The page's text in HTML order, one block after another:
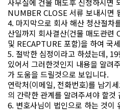
사무실에 건물 매도후 신청하시면
NUMBER CLOSE 서류 보내시면
4. 마지막으로 회사 해산 청산절차
산일까지 회사결산(건물 매도관련
및 RECAPTURE 포함)을 하여 국
5. 절박한 심정이라고 하셨는데,
있어서 그러한것인지 내용을 알려
가 도움을 드릴것으로 보입니다.
연락처(이메일, 전화번호)를 남기
의 간략한 관계를 알려주셔야 할것
6. 변호사님이 법인으로 하는 것이